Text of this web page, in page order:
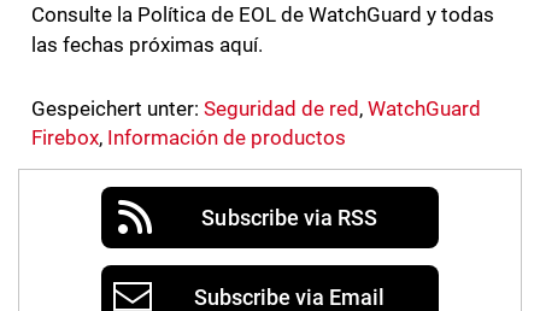
Consulte la Política de EOL de WatchGuard y todas
las fechas próximas aquí.
Gespeichert unter: Seguridad de red,WatchGuard
Firebox, Información de productos
Subscribe via RSS
Subscribe via Email